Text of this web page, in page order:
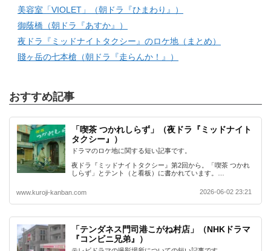
美容室「VIOLET」（朝ドラ『ひまわり』）
御蔭橋（朝ドラ『あすか』）
夜ドラ『ミッドナイトタクシー』のロケ地（まとめ）
賤ヶ岳の七本槍（朝ドラ『走らんか！』）
おすすめ記事
「喫茶 つかれしらず」（夜ドラ『ミッドナイト
タクシー』）
ドラマのロケ地に関する短い記事です。
夜ドラ『ミッドナイトタクシー』第2回から。「喫茶 つかれ
しらず」とテント（と看板）に書かれています。…
www.kuroji-kanban.com 2026-06-02 23:21
「テンダネス門司港こがね村店」（NHKドラマ
『コンビニ兄弟』）